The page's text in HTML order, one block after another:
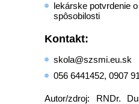
lekárske potvrdenie
spôsobilosti
Kontakt:
skola@szsmi.eu.sk
056 6441452, 0907
Autor/zdroj: RNDr.